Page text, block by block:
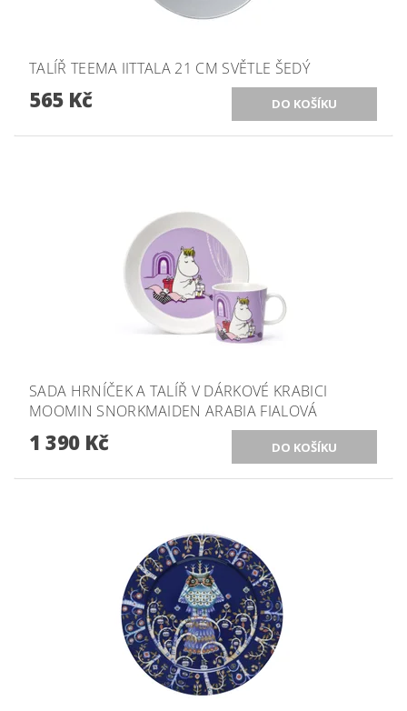
TALÍŘ TEEMA IITTALA 21 CM SVĚTLE ŠEDÝ
565 Kč
SADA HRNÍČEK A TALÍŘ V DÁRKOVÉ KRABICI
MOOMIN SNORKMAIDEN ARABIA FIALOVÁ
1 390 Kč